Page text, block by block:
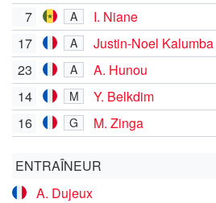
7 A I. Niane
17 A Justin-Noel Kalumba
23 A A. Hunou
14 M
Y. Belkdim
16
G M. Zinga
ENTRAÎNEUR
A. Dujeux